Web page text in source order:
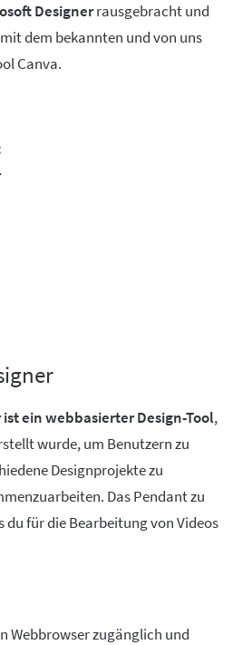
Designerrausgebracht und
dem bekannten und von uns
Canva.
ein webbasierter Design-Tool,
wurde, um Benutzern zu
Designprojekte zu
Das Pendant zu
du für die Bearbeitung von Videos
Webbrowser zugänglich und